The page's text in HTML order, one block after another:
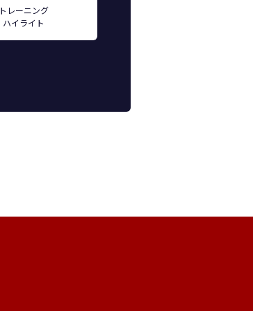
トレーニング
ハイライト